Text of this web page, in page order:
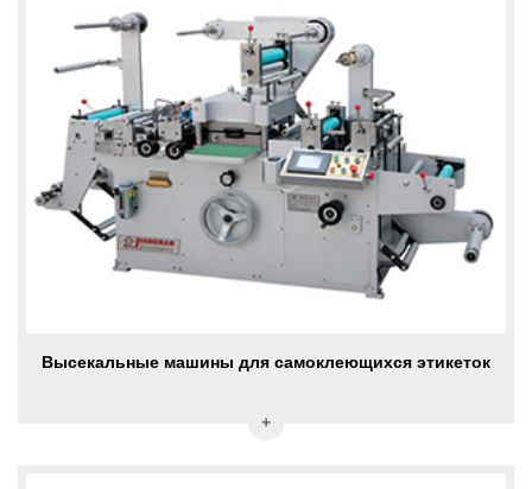
Высекальные машины для самоклеющихся этикеток